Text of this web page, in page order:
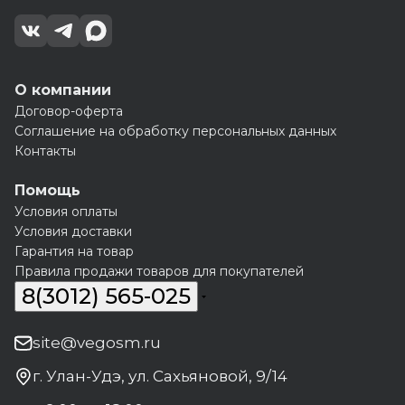
О компании
Договор-оферта
Соглашение на обработку персональных данных
Контакты
Помощь
Условия оплаты
Условия доставки
Гарантия на товар
Правила продажи товаров для покупателей
8(3012) 565-025
site@vegosm.ru
г. Улан-Удэ, ул. Сахьяновой, 9/14